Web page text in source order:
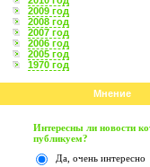
2009 год
2008 год
2007 год
2006 год
2005 год
1970 год
Мнение
Интересны ли новости
публикуем?
Да, очень интересно